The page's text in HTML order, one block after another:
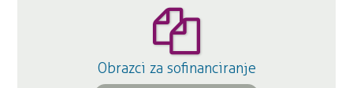
Obrazci za sofinanciranje